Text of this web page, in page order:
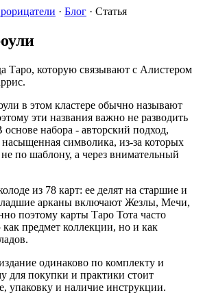
· Блог · Статья
Таро, которую связывают с Алистером
в этом кластере обычно называют
эти названия важно не разводить
набора - авторский подход,
символика, из-за которых
по шаблону, а через внимательный
из 78 карт: ее делят на старшие и
арканы включают Жезлы, Мечи,
поэтому карты Таро Тота часто
предмет коллекции, но и как
одинаково по комплекту и
для покупки и практики стоит
упаковку и наличие инструкции.